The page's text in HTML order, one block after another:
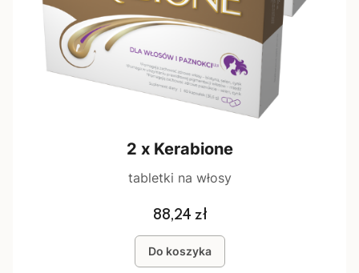
2 x Kerabione
tabletki na włosy
Cena
88,24 zł
Do koszyka